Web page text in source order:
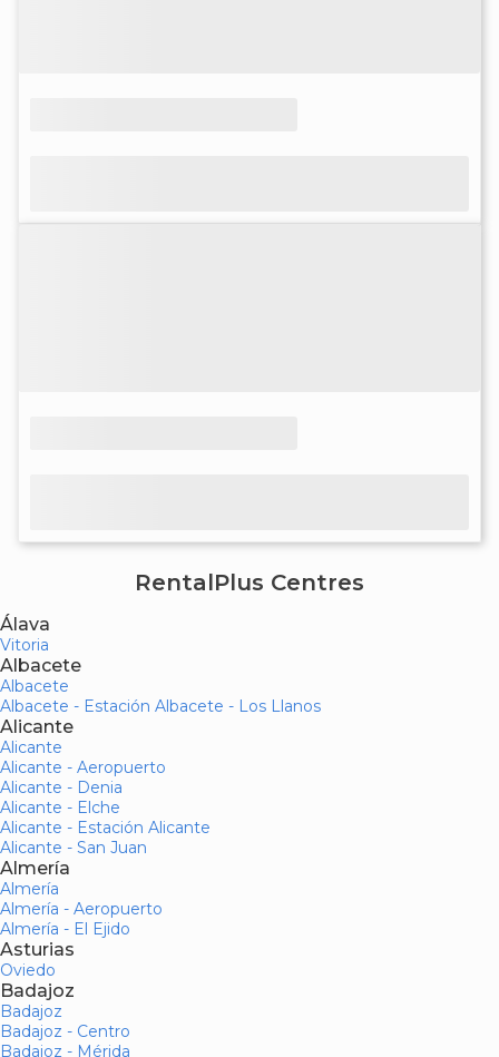
RentalPlus Centres
Álava
Vitoria
Albacete
Albacete
Albacete - Estación Albacete - Los Llanos
Alicante
Alicante
Alicante - Aeropuerto
Alicante - Denia
Alicante - Elche
Alicante - Estación Alicante
Alicante - San Juan
Almería
Almería
Almería - Aeropuerto
Almería - El Ejido
Asturias
Oviedo
Badajoz
Badajoz
Badajoz - Centro
Badajoz - Mérida